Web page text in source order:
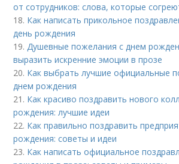
от сотрудников: слова, которые
18. Как написать прикольное
день рождения
19.Душевные пожелания с днем
выразить искренние эмоции в прозе
20. Как выбрать лучшие официальные
днем рождения
21. Как красиво поздравить нового
рождения: лучшие идеи
22. Как правильно поздравить
рождения: советы и идеи
23. Как написать официальное